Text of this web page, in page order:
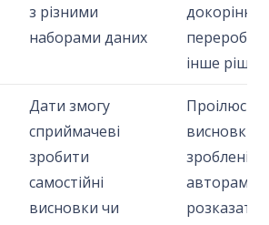
з різними
наборами даних
докорінну
переробку
інше
Дати змогу
сприймачеві
зробити
самостійні
висновки чи
висновки
зроблені
авторами,
розказати